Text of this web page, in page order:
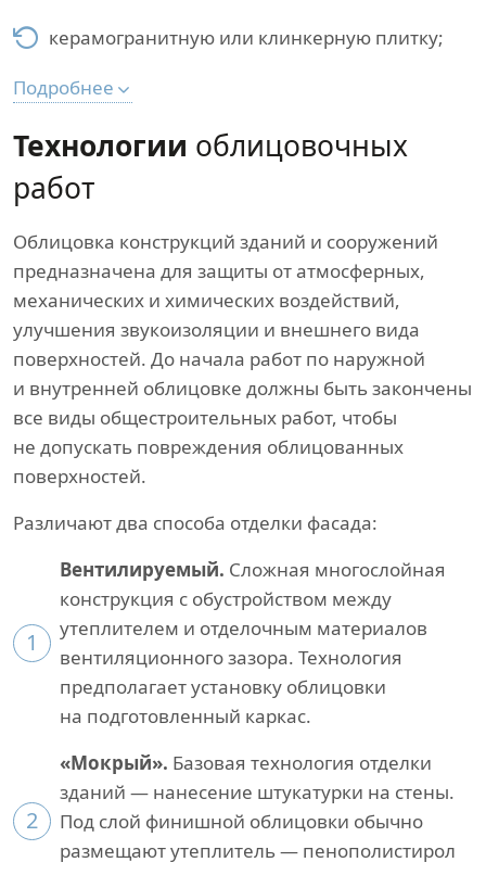
керамогранитную или клинкерную плитку;
Подробнее
Технологии облицовочных
работ
Облицовка конструкций зданий и сооружений
предназначена для защиты от атмосферных,
механических и химических воздействий,
улучшения звукоизоляции и внешнего вида
поверхностей. До начала работ по наружной
и внутренней облицовке должны быть закончены
все виды общестроительных работ, чтобы
не допускать повреждения облицованных
поверхностей.
Различают два способа отделки фасада:
1
Вентилируемый. Сложная многослойная
конструкция с обустройством между
утеплителем и отделочным материалов
вентиляционного зазора. Технология
предполагает установку облицовки
на подготовленный каркас.
2
«Мокрый». Базовая технология отделки
зданий — нанесение штукатурки на стены.
Под слой финишной облицовки обычно
размещают утеплитель — пенополистирол